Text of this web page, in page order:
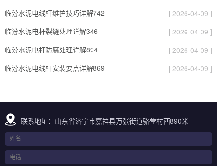
临汾水泥电线杆维护技巧详解742
[ 2026-04-09 ]
临汾水泥电杆裂缝处理详解346
[ 2026-04-09 ]
临汾水泥电杆防腐处理详解894
[ 2026-04-09 ]
临汾水泥电线杆安装要点详解869
[ 2026-04-09 ]
联系地址：山东省济宁市嘉祥县万张街道骆堂村西890米